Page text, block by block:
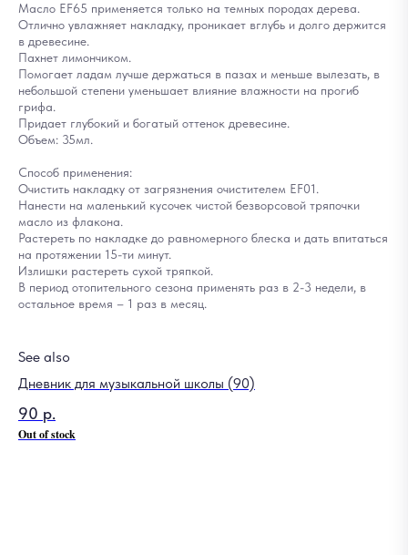
Масло EF65 применяется только на темных породах дерева.
Отлично увлажняет накладку, проникает вглубь и долго держится
в древесине.
Пахнет лимончиком.
Помогает ладам лучше держаться в пазах и меньше вылезать, в
небольшой степени уменьшает влияние влажности на прогиб
грифа.
Придает глубокий и богатый оттенок древесине.
Объем: 35мл.
Способ применения:
Очистить накладку от загрязнения очистителем EF01.
Нанести на маленький кусочек чистой безворсовой тряпочки
масло из флакона.
Растереть по накладке до равномерного блеска и дать впитаться
на протяжении 15-ти минут.
Излишки растереть сухой тряпкой.
В период отопительного сезона применять раз в 2-3 недели, в
остальное время – 1 раз в месяц.
See also
Дневник для музыкальной школы (90)
90 р.
Out of stock